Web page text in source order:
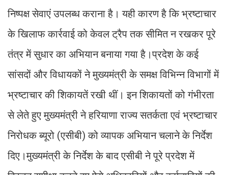
निष्पक्ष सेवाएं उपलब्ध कराना है। यही कारण है कि भ्रष्टाचार
के खिलाफ कार्रवाई को केवल ट्रैप तक सीमित न रखकर पूरे
तंत्र में सुधार का अभियान बनाया गया है।प्रदेश के कई
सांसदों और विधायकों ने मुख्यमंत्री के समक्ष विभिन्न विभागों में
भ्रष्टाचार की शिकायतें रखी थीं। इन शिकायतों को गंभीरता
से लेते हुए मुख्यमंत्री ने हरियाणा राज्य सतर्कता एवं भ्रष्टाचार
निरोधक ब्यूरो (एसीबी) को व्यापक अभियान चलाने के निर्देश
दिए।मुख्यमंत्री के निर्देश के बाद एसीबी ने पूरे प्रदेश में